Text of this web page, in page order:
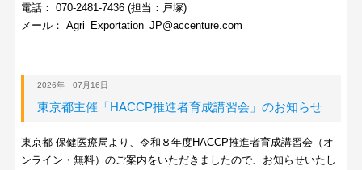
電話： 070-2481-7436 (担当：戸塚)
メール： Agri_Exportation_JP@accenture.com
2026年 07月16日
東京都主催「HACCP推進者育成講習会」のお知らせ
東京都 保健医療局より、令和８年度HACCP推進者育成講習会（オ
ンライン・無料）のご案内をいただきましたので、お知らせいたし